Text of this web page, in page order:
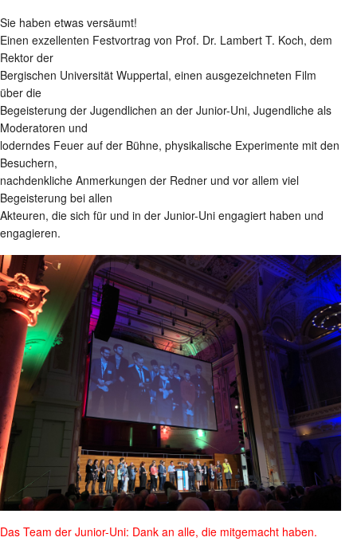
Sie haben etwas versäumt!
Einen exzellenten Festvortrag von Prof. Dr. Lambert T. Koch, dem
Rektor der
Bergischen Universität Wuppertal, einen ausgezeichneten Film
über die
Begeisterung der Jugendlichen an der Junior-Uni, Jugendliche als
Moderatoren und
loderndes Feuer auf der Bühne, physikalische Experimente mit den
Besuchern,
nachdenkliche Anmerkungen der Redner und vor allem viel
Begeisterung bei allen
Akteuren, die sich für und in der Junior-Uni engagiert haben und
engagieren.
Das Team der Junior-Uni: Dank an alle, die mitgemacht haben.